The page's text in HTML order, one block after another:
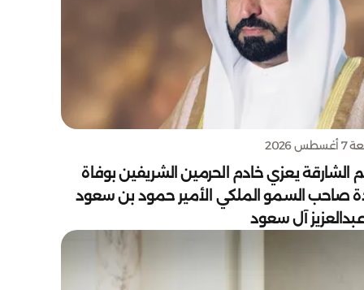
2026
الشارقة يعزي خادم الحرمين الشريفين بوفاة
صاحب السمو الملكي الأمير حمود بن سعود
آل سعود